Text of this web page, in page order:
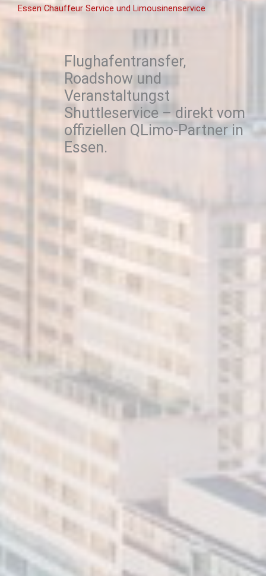
Essen Chauffeur Service und Limousinenservice
Flughafentransfer,
Roadshow und
Veranstaltungst
Shuttleservice – direkt vom
offiziellen QLimo-Partner in
Essen.